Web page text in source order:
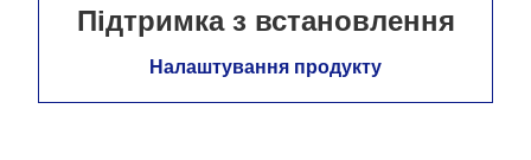
Підтримка з встановлення
Налаштування продукту